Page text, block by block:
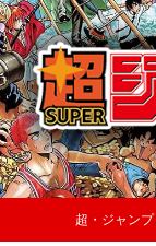
超・ジャン